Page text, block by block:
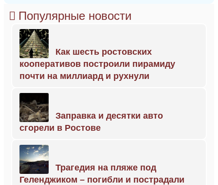
Популярные новости
Как шесть ростовских
кооперативов построили пирамиду
почти на миллиард и рухнули
Заправка и десятки авто
сгорели в Ростове
Трагедия на пляже под
Геленджиком – погибли и пострадали